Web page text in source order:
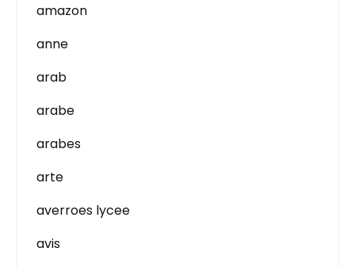
amazon
anne
arab
arabe
arabes
arte
averroes lycee
avis